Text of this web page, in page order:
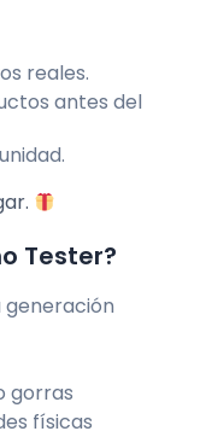
reales.
antes del
Tester?
gorras
físicas